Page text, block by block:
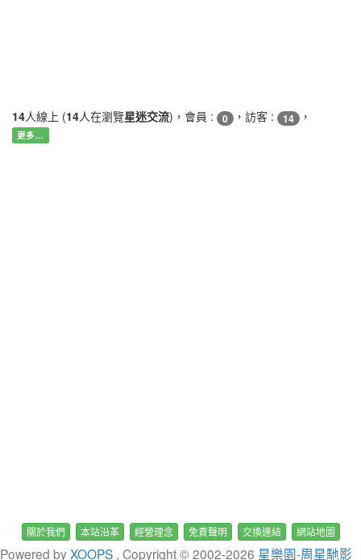
14人線上 (14人在瀏覽星迷交流)，會員 : 0 ，訪客 : 14 ，
更多…
關於我們 本站沿革 經營理念 免責聲明 交換連結 網站地圖
Powered byXOOPS , Copyright © 2002-2026 星樂園-周星馳影